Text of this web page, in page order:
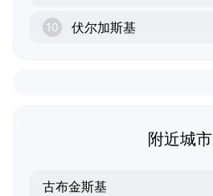
10 伏尔加斯基
附近城市
古布金斯基